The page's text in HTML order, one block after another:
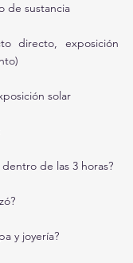
de sustancia
directo, exposición
solar
dentro de las 3 horas?
y joyería?